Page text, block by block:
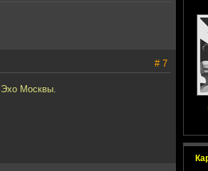
# 7
Эхо Москвы.